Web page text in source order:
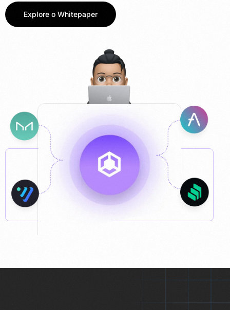
Explore o Whitepaper